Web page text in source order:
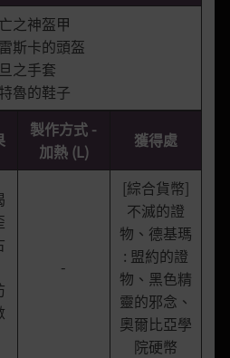
之神盔甲
斯卡的頭盔
旦之手套
魯的鞋子
製作方式 -
加熱 (L)
獲得處
-
[綜合貨幣]
不滅的證
物、德基瑪
: 盟約的證
物、黑色精
靈的邪念、
奧爾比亞學
院硬幣